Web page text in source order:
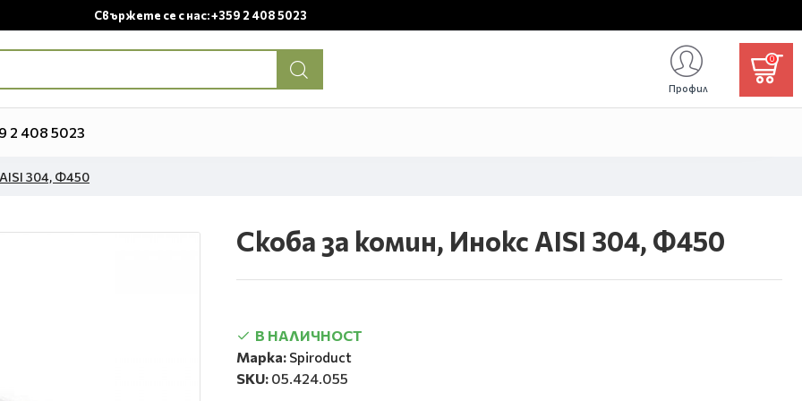
Свържете се с нас: +359 2 408 5023
Профил
0
2 408 5023
304, Ф450
Скоба за комин, Инокс AISI 304, Ф450
В НАЛИЧНОСТ
Марка: Spiroduct
SKU: 05.424.055